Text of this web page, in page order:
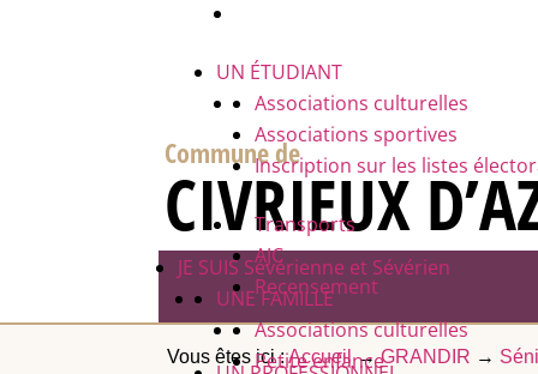
Commune de
CIVRIEUX
JE SUIS Sévérienne et Sévérien
UNE FAMILLE
Associations culturelles
Petite enfance
UN ÉTUDIANT
Associations culturelles
Associations sportives
Inscription sur les listes
Transports
AJC
Recensement
Vous êtes ici :Accueil→GRANDIR →